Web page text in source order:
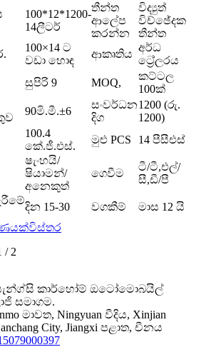
100*12*1200-
14ලීටර්
තීන්ත
ආලේප
කරන්න
විද්‍යුත්
විච්ඡේදක
තීන්ත
100×14 ට
වඩා හොඳ
ආකෘතිය
අර්ධ
ට්‍රේලරය
සුපිරි 9 MOQ,
කට්ටල
100ක්
90මි.මී.±6
සංවර්ධන
දිග
1200 (රු.
1200)
100.4
කේ.ජී.එස්.
මුළු PCS 14 පීසීඑස්
ෂැංහයි/
ෂියාමන්/
අනෙකුත්
ගෙවීම
ටී/ටී,එල්/
සී,ඩී/පී
දින 15-30 වගකීම්
මාස 12 යි
විස්තර
/ 2
කාර්හෝම් ඔටෝමොබයිල්
සමාගම.
මාවත, Ningyuan වීදිය, Xinjian
City, Jiangxi පළාත, චීනය